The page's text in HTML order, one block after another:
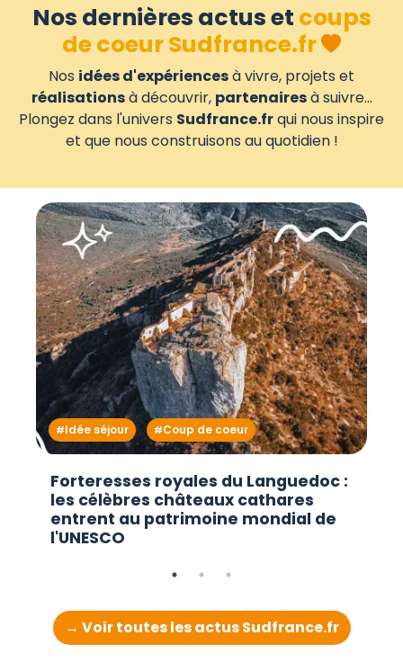
Nos dernières actus et coups
de coeur Sudfrance.fr
Nos idées d'expériencesà vivre, projets et
réalisationsà découvrir, partenairesà suivre...
Plongez dans l'univers Sudfrance.frqui nous inspire
et que nous construisons au quotidien !
Forteresses royales du Languedoc :
les célèbres châteaux cathares
entrent au patrimoine mondial de
l'UNESCO
Idée séjour Coup de coeur
→ Voir toutes les actus Sudfrance.fr